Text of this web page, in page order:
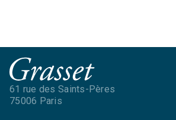
61 rue des Saints-Pères
75006 Paris